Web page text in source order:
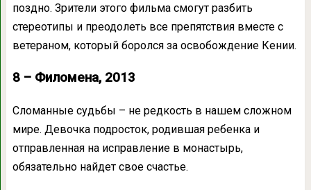
поздно. Зрители этого фильма смогут разбить
стереотипы и преодолеть все препятствия вместе с
ветераном, который боролся за освобождение Кении.
8 – Филомена, 2013
Сломанные судьбы – не редкость в нашем сложном
мире. Девочка подросток, родившая ребенка и
отправленная на исправление в монастырь,
обязательно найдет свое счастье.